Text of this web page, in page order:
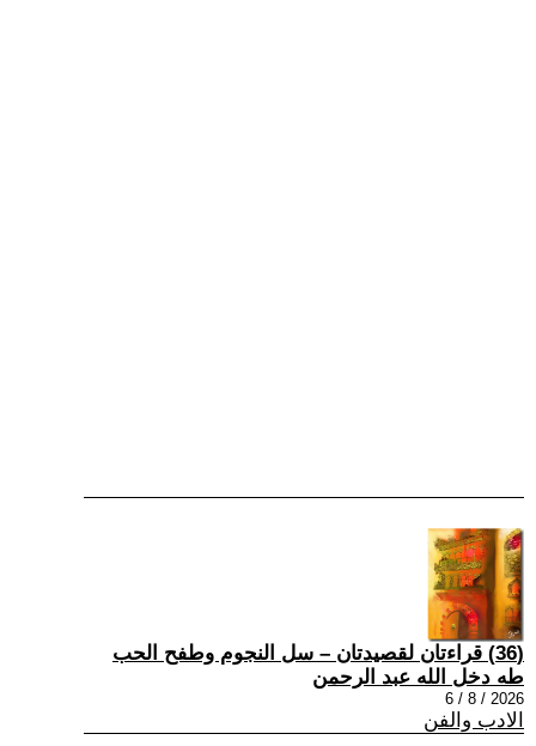
(36) قراءتان لقصيدتان – سل النجوم وطفح الحب
طه دخل الله عبد الرحمن
2026 / 8 / 6
الادب والفن